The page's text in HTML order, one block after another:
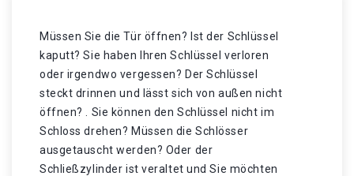
Müssen Sie die Tür öffnen? Ist der Schlüssel
kaputt? Sie haben Ihren Schlüssel verloren
oder irgendwo vergessen? Der Schlüssel
steckt drinnen und lässt sich von außen nicht
öffnen? . Sie können den Schlüssel nicht im
Schloss drehen? Müssen die Schlösser
ausgetauscht werden? Oder der
Schließzylinder ist veraltet und Sie möchten